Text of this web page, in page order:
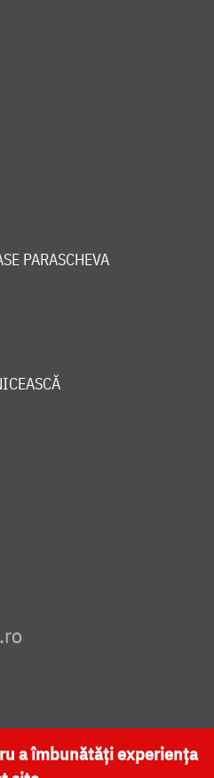
PARASCHEVA
CATEDRALA NAȚIONALĂ
a îmbunătăți experiența